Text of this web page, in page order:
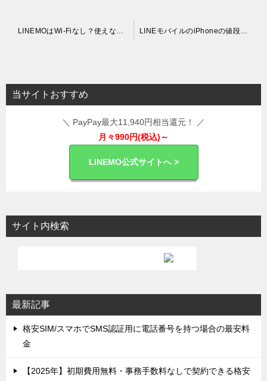
ビ
ゲ
LINEMOはWi-Fiなし？使えない？Wi-Fiオプションの詳細 LINEモバイルのiPhoneの値段・価格は？機種変更はできる？
当サイトおすすめ
＼ PayPay最大11,940円相当還元！ ／
月々990円(税込)～
LINEMO公式サイトへ >
サイト内検索
最新記事
格安SIM/スマホでSMS認証用に電話番号を持つ場合の最安料
金
【2025年】初期費用無料・事務手数料なしで契約できる格安